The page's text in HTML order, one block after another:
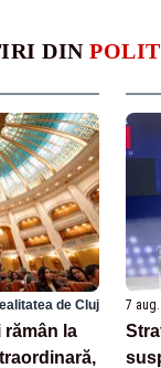
DIN
de Cluj
la
7